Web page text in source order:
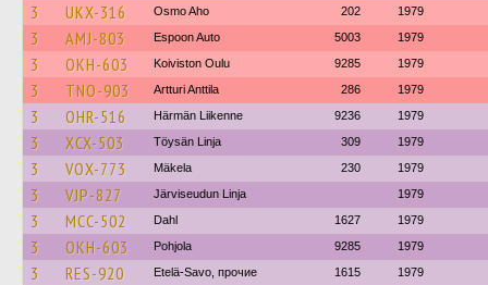
3 UKX-316 Osmo Aho 202 1979
3 AMJ-803 Espoon Auto 5003 1979
3 OKH-603 Koiviston Oulu 9285 1979
3 TNO-903 Artturi Anttila 286 1979
3 OHR-516 Härmän Liikenne 9236 1979
3 XCX-503 Töysän Linja 309 1979
3 VOX-773 Mäkela 230 1979
3 VJP-827 Järviseudun Linja 1979
3 MCC-502 Dahl 1627 1979
3 OKH-603 Pohjola 9285 1979
3 RES-920 Etelä-Savo, прочие 1615 1979